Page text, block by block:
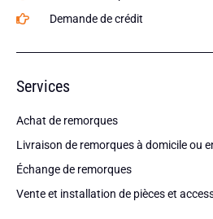
Demande de crédit
Services
Achat de remorques
Livraison de remorques à domicile ou
Échange de remorques
Vente et installation de pièces et